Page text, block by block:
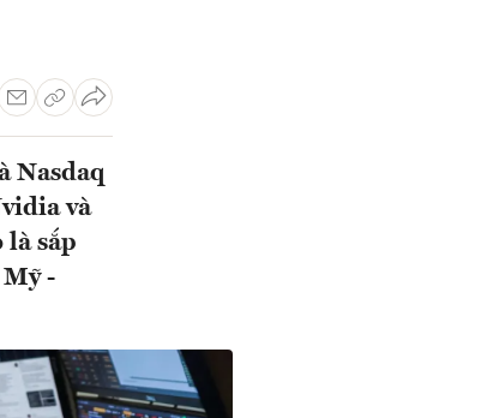
Nasdaq
và
sắp
-